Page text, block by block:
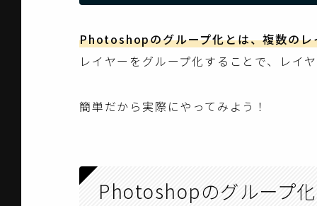
Photoshopのグループ化とは、複数のレ
レイヤーをグループ化することで、レイ
簡単だから実際にやってみよう！
Photoshopのグループ